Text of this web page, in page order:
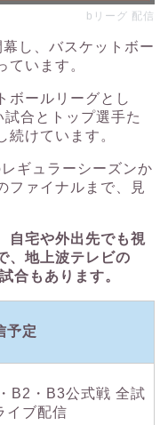
bリーグ 配信
し、バスケットボー
ています。
ボールリーグとし
合とトップ選手た
続けています。
ギュラーシーズンか
ファイナルまで、見
自宅や外出先でも視
、地上波テレビの
合もあります。
予定
B2・B3公式戦 全試
イブ配信